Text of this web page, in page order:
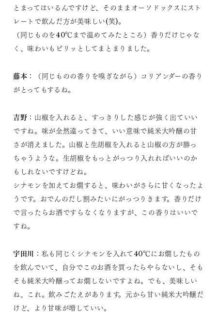
とまってはいるんですけど、そのままオーソドックスにスト
レートで飲んだ方が美味しい(笑)。
（同じものを40℃まで温めてみたところ）香りだけじゃな
く、味わいもピリッとしてまとまりました。
藤本 ：（同じものの香りを嗅ぎながら）コリアンダーの香り
がとってもするね。
吉野 ：山椒を入れると、すっきりした感じが強く出ていい
ですね。味が全然違ってきて、いい意味で純米大吟醸の甘
さが消えました。山椒と生胡椒を入れると山椒の方が勝っ
ちゃうような。生胡椒をもっとがっつり入れればいいのか
もしれないですけどね。
シナモンを加えてお燗すると、味わいがさらに甘くなったよ
うです。おでんのだし割みたいにがっつりきます。香りだけ
で言ったらお酒ですらなくなりますが、この香りはいいで
すね。
宇田川 ：私も同じくシナモンを入れて40℃にお燗したもの
を飲んでいて、自分でこのお酒を買ったらやらないし、そも
そも純米大吟醸ってお燗しないですよね。でも、美味しい
ね、これ。飲みごたえがあります。元から甘い純米大吟醸だ
けど、より甘味が増していい。